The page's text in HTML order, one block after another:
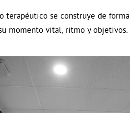
terapéutico se construye de forma
momento vital, ritmo y objetivos.